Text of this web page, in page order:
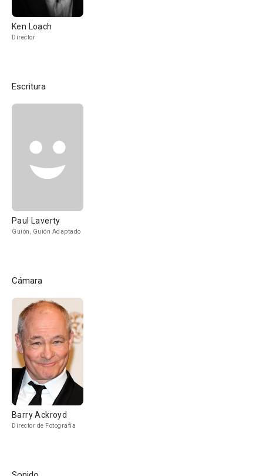
Ken Loach
Director
Escritura
Paul Laverty
Guión, Guión Adaptado
Cámara
Barry Ackroyd
Director de Fotografía